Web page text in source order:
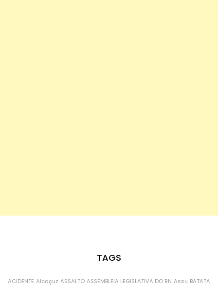
TAGS
ACIDENTE Alcaçuz ASSALTO ASSEMBLEIA LEGISLATIVA DO RN Assu BATATA